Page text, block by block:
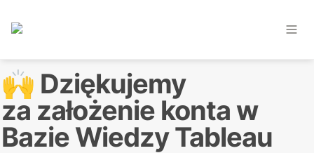
🙌 Dziękujemy
za założenie konta w
Bazie Wiedzy Tableau